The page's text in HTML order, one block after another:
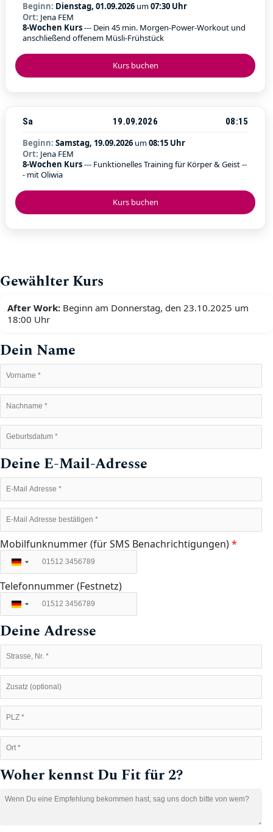
Kurs buchen
Beginn: Dienstag, 01.09.2026 um07:30 Uhr
Ort: Jena FEM
8-Wochen Kurs--- Dein 45 min. Morgen-Power-Workout und
anschließend offenem Müsli-Frühstück
Kurs buchen
Sa 19.09.2026
08:15
Beginn: Samstag, 19.09.2026 um08:15 Uhr
Ort: Jena FEM
8-Wochen Kurs--- Funktionelles Training für Körper & Geist --
- mit Oliwia
Gewählter Kurs
After Work: Beginn am Donnerstag, den 23.10.2025 um
18:00 Uhr
Dein Name
Deine E-Mail-Adresse
Mobilfunknummer (für SMS Benachrichtigungen)*
Deutschland
+49
Telefonnummer (Festnetz)
Deutschland
+49
Deine Adresse
Woher kennst Du Fit für 2?